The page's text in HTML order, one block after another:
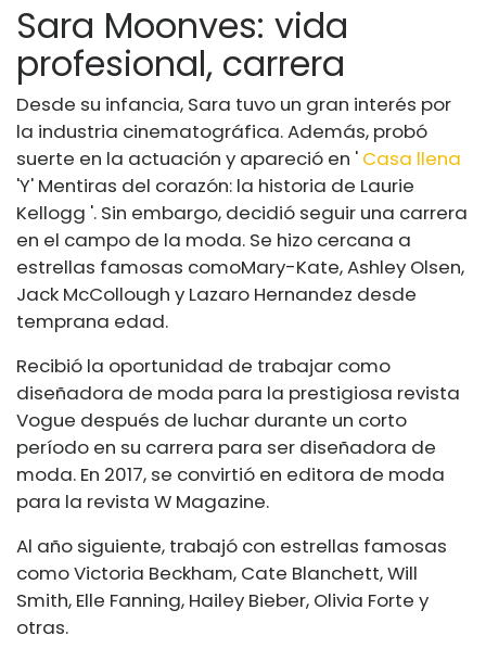
Sara Moonves: vida
profesional, carrera
Desde su infancia, Sara tuvo un gran interés por
la industria cinematográfica. Además, probó
suerte en la actuación y apareció en ' Casa llena
'Y' Mentiras del corazón: la historia de Laurie
Kellogg '. Sin embargo, decidió seguir una carrera
en el campo de la moda. Se hizo cercana a
estrellas famosas comoMary-Kate, Ashley Olsen,
Jack McCollough y Lazaro Hernandez desde
temprana edad.
Recibió la oportunidad de trabajar como
diseñadora de moda para la prestigiosa revista
Vogue después de luchar durante un corto
período en su carrera para ser diseñadora de
moda. En 2017, se convirtió en editora de moda
para la revista W Magazine.
Al año siguiente, trabajó con estrellas famosas
como Victoria Beckham, Cate Blanchett, Will
Smith, Elle Fanning, Hailey Bieber, Olivia Forte y
otras.